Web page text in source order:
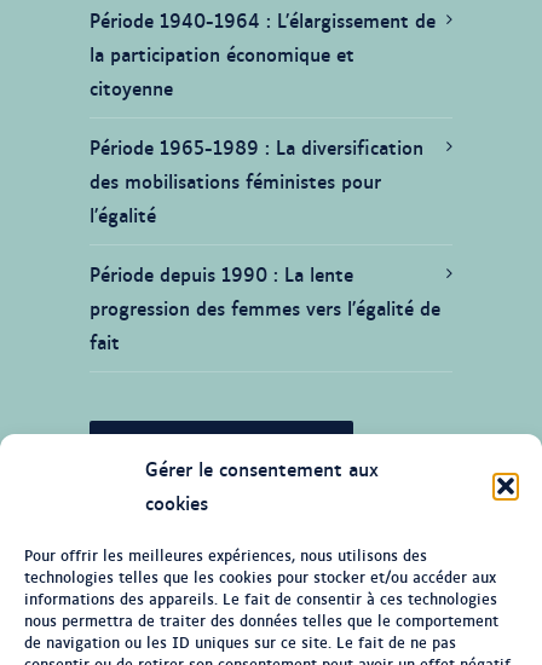
Gérer le consentement aux
cookies
Pour offrir les meilleures expériences, nous utilisons des
technologies telles que les cookies pour stocker et/ou accéder aux
informations des appareils. Le fait de consentir à ces technologies
nous permettra de traiter des données telles que le comportement
de navigation ou les ID uniques sur ce site. Le fait de ne pas
Période 1940-1964
L’élargissement de
la participation économique et
citoyenne
Période 1965-1989
La diversification
des mobilisations féministes pour
l’égalité
Période depuis 1990 La lente
progression des femmes vers l’égalité de
fait
© Tous droits réservés 2026 Ligne du
temps de l'histoire des femmes au
Québec